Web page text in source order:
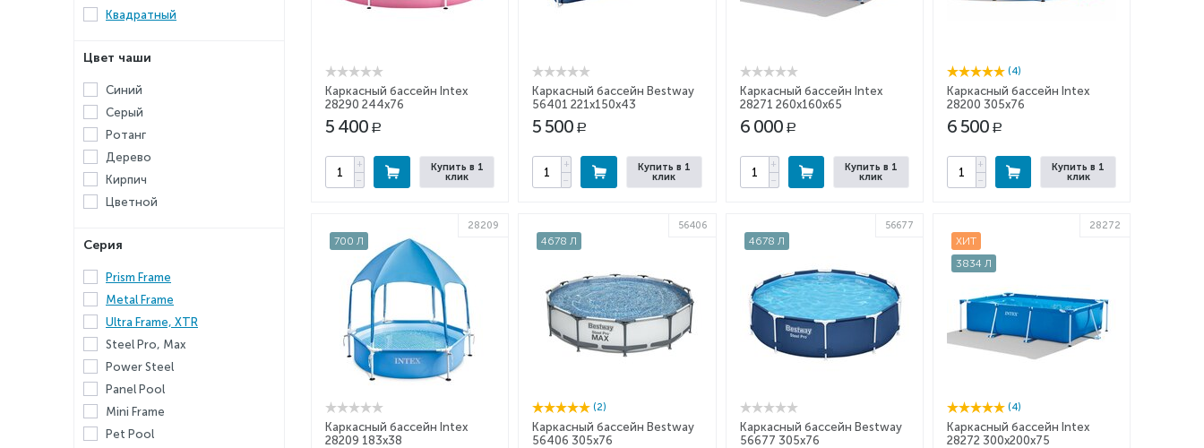
Каркасный бассейн Intex
28290 244x76
5 400 Р
+
−
Купить в 1
клик
Каркасный бассейн Bestway
56401 221x150x43
5 500 Р
+
−
Купить в 1
клик
Каркасный бассейн Intex
28271 260x160x65
6 000 Р
+
−
Купить в 1
клик
(4)
Каркасный бассейн Intex
28200 305x76
6 500 Р
+
−
Купить в 1
клик
700 Л
28209
Каркасный бассейн Intex
28209 183x38
4678 Л
56406
(2)
Каркасный бассейн Bestway
56406 305x76
4678 Л
56677
Каркасный бассейн Bestway
56677 305x76
ХИТ
3834 Л
28272
(4)
Каркасный бассейн Intex
28272 300x200x75
Квадратный
Цвет чаши
Синий
Серый
Ротанг
Дерево
Кирпич
Цветной
Серия
Prism Frame
Metal Frame
Ultra Frame, XTR
Steel Pro, Max
Power Steel
Panel Pool
Mini Frame
Pet Pool